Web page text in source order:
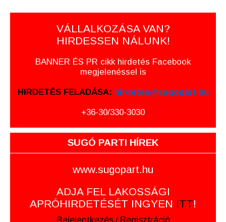
VÁLLALKOZÁSA VAN?
HIRDESSEN NÁLUNK!
BANNER ÉS PR cikk hirdetés Facebook
megjelenéssel is
HIRDETÉS FELADÁSA: hirdetes@sugopart.hu
+36-30/330-3030
SUGÓ PARTI HÍREK
www.sugopart.hu
ADJA FEL LAKOSSÁGI
APRÓHIRDETÉSÉT INGYEN ITT!
Bejelentkezés / Regisztráció